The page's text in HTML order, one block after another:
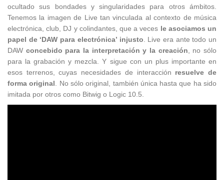
ocultado sus bondades y singularidades para otros ámbitos.
Tenemos la imagen de Live tan vinculada al contexto de música
electrónica, club, DJ y colindantes, que a veces le asociamos un
papel de ‘DAW para electrónica’ injusto . Live era ante todo un
DAW concebido para la interpretación y la creación , no sólo
para la grabación y mezcla. Y sigue con un plus importante en
esos terrenos, cuyas necesidades de interacción resuelve de
forma original . No sólo original, también única hasta que ha sido
imitada por otros como Bitwig o Logic 10.5.